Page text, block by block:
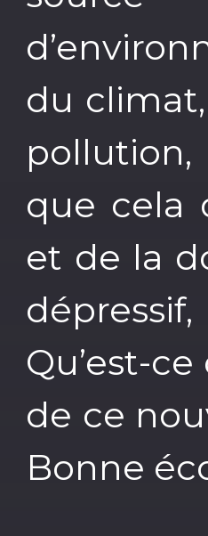
du
que cela
et de la
Qu’est-
de ce
Bonne